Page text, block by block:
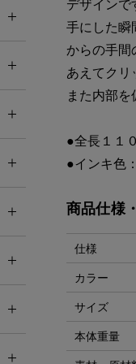
デザインで
手にした瞬
からの手
あえてク
また内部
●全長１１
●インキ色
商品仕様
仕様
カラー
サイズ
本体重量